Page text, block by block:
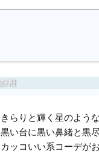
きらりと輝く星のよう
黒い台に黒い鼻緒と黒
カッコいい系コーデが